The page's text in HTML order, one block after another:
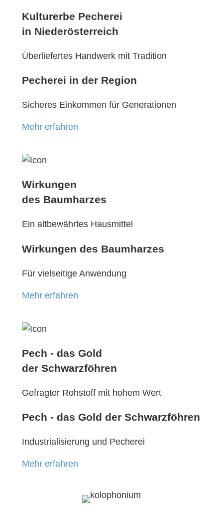
Kulturerbe Pecherei
in Niederösterreich
Überliefertes Handwerk mit Tradition
Pecherei in der Region
Sicheres Einkommen für Generationen
Mehr erfahren
Wirkungen
des Baumharzes
Ein altbewährtes Hausmittel
Wirkungen des Baumharzes
Für vielseitige Anwendung
Mehr erfahren
Pech - das Gold
der Schwarzföhren
Gefragter Rohstoff mit hohem Wert
Pech - das Gold der Schwarzföhren
Industrialisierung und Pecherei
Mehr erfahren